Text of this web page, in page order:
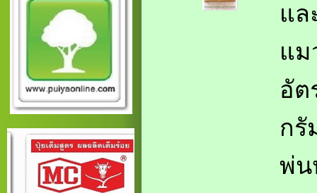
แล
แม
อัต
กรั
พ่น